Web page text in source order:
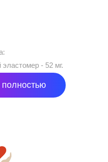
- 52 мг.
полностью